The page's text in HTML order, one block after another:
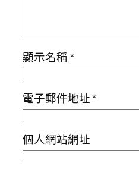
顯示名稱*
電子郵件地址*
個人網站網址